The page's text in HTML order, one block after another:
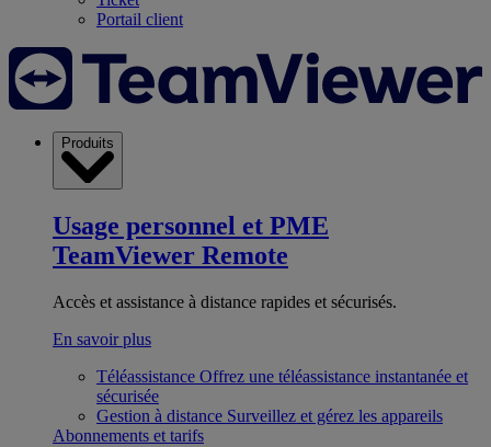
Portail client
Produits
Usage personnel et PME
TeamViewer Remote
Accès et assistance à distance rapides et sécurisés.
En savoir plus
Téléassistance Offrez une téléassistance instantanée et
sécurisée
Gestion à distance Surveillez et gérez les appareils
Abonnements et tarifs